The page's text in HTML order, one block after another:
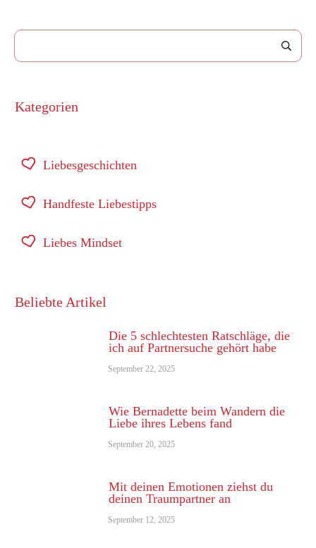
Kategorien
Liebesgeschichten
Handfeste Liebestipps
Liebes Mindset
Beliebte Artikel
Die 5 schlechtesten Ratschläge, die
ich auf Partnersuche gehört habe
September 22, 2025
Wie Bernadette beim Wandern die
Liebe ihres Lebens fand
September 20, 2025
Mit deinen Emotionen ziehst du
deinen Traumpartner an
September 12, 2025